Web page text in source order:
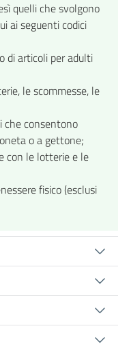
quelli che svolgono
ai seguenti codici
di articoli per adulti
le scommesse, le
che consentono
o a gettone;
con le lotterie e le
fisico (esclusi